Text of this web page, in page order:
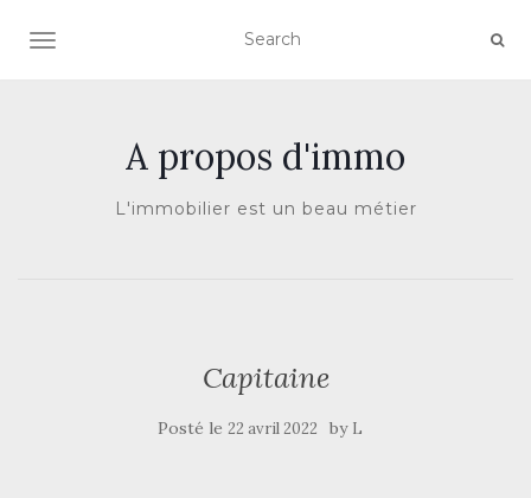
AFFICHER/MASQUER LA NAVIGATION
A propos d'immo
L'immobilier est un beau métier
Capitaine
Posté le 22 avril 2022 by L